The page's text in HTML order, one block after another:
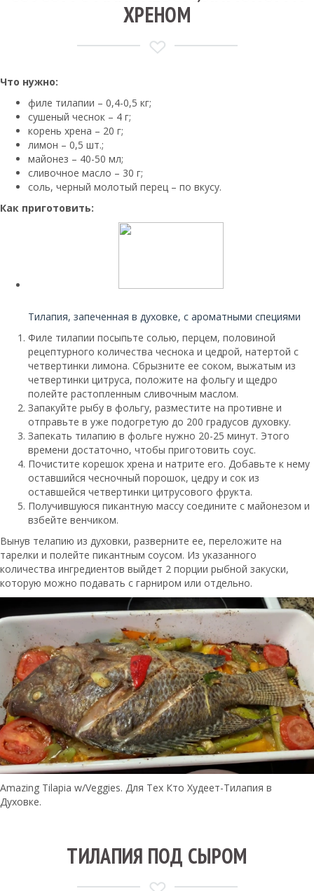
ХРЕНОМ
Что нужно:
филе тилапии – 0,4-0,5 кг;
сушеный чеснок – 4 г;
корень хрена – 20 г;
лимон – 0,5 шт.;
майонез – 40-50 мл;
сливочное масло – 30 г;
соль, черный молотый перец – по вкусу.
Как приготовить:
Тилапия, запеченная в духовке, с ароматными специями
Филе тилапии посыпьте солью, перцем, половиной
рецептурного количества чеснока и цедрой, натертой с
четвертинки лимона. Сбрызните ее соком, выжатым из
четвертинки цитруса, положите на фольгу и щедро
полейте растопленным сливочным маслом.
Запакуйте рыбу в фольгу, разместите на противне и
отправьте в уже подогретую до 200 градусов духовку.
Запекать тилапию в фольге нужно 20-25 минут. Этого
времени достаточно, чтобы приготовить соус.
Почистите корешок хрена и натрите его. Добавьте к нему
оставшийся чесночный порошок, цедру и сок из
оставшейся четвертинки цитрусового фрукта.
Получившуюся пикантную массу соедините с майонезом и
взбейте венчиком.
Вынув телапию из духовки, разверните ее, переложите на
тарелки и полейте пикантным соусом. Из указанного
количества ингредиентов выйдет 2 порции рыбной закуски,
которую можно подавать с гарниром или отдельно.
Amazing Tilapia w/Veggies. Для Тех Кто Худеет-Тилапия в
Духовке.
ТИЛАПИЯ ПОД СЫРОМ